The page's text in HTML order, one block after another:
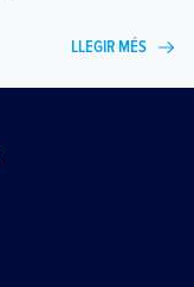
LLEGIR MÉS